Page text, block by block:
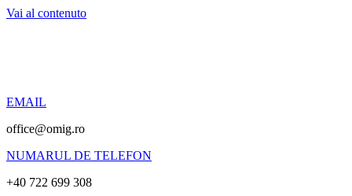
Vai al contenuto
EMAIL
office@omig.ro
NUMARUL DE TELEFON
+40 722 699 308